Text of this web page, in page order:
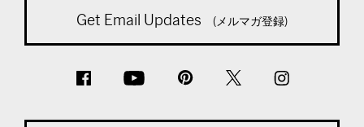
Get Email Updates (メルマガ登録)